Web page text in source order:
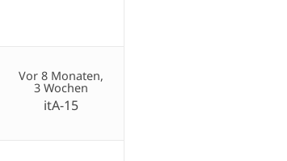
Vor 8 Monaten,
3 Wochen
itA-15